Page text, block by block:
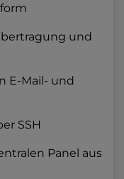
und
E-Mail- und
SSH
Panel aus